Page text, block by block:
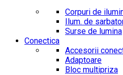
Corpuri de
Ilum. de
Surse de lumina
Conectica
Accesorii
Adaptoare
Bloc multipriza